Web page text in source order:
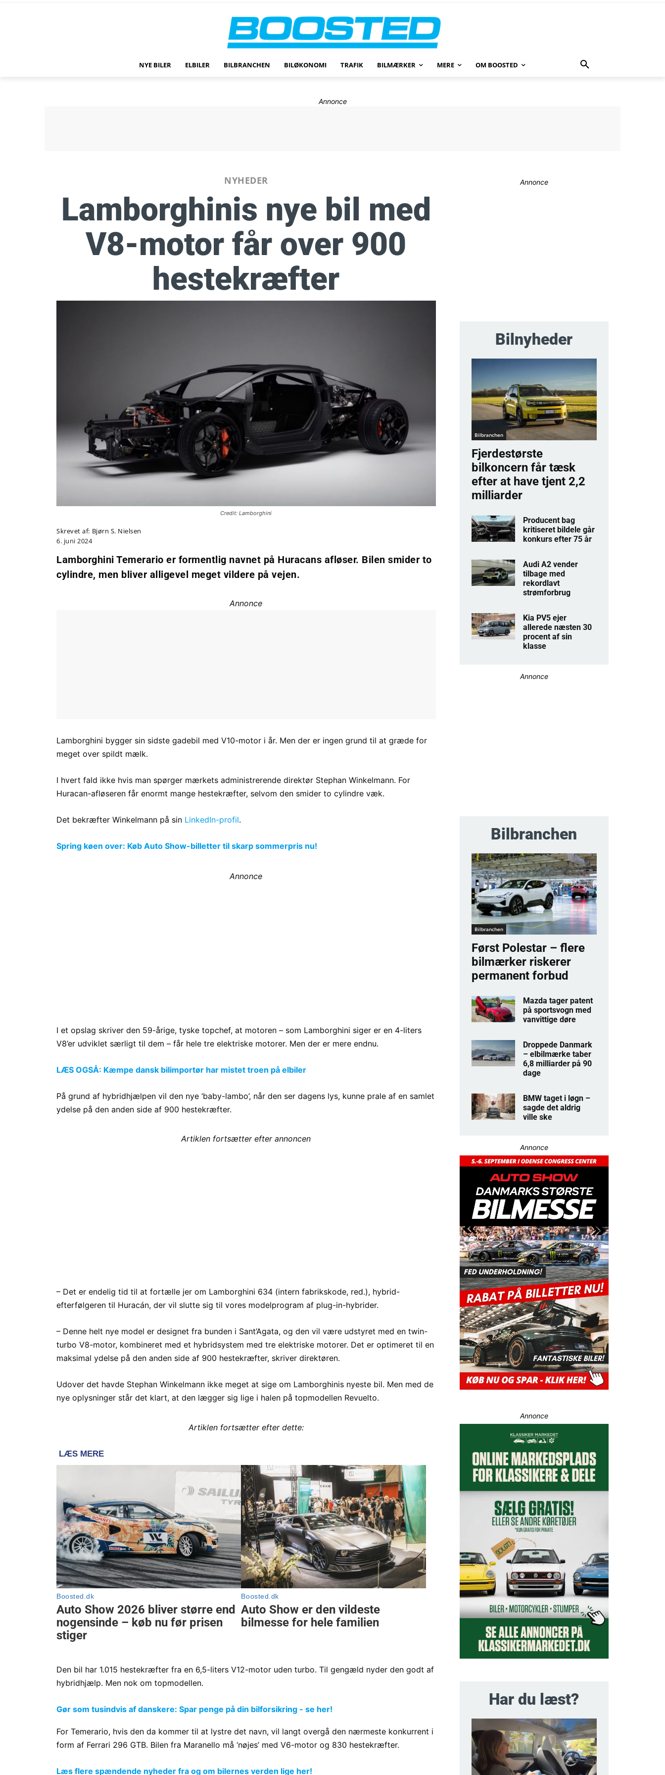
NYE BILER ELBILER BILBRANCHEN BILØKONOMI TRAFIK BILMÆRKER MERE OM BOOSTED
Annonce
NYHEDER
Lamborghinis nye bil med
V8-motor får over 900
hestekræfter
Credit: Lamborghini
Skrevet af: Bjørn S. Nielsen
6. juni 2024
Lamborghini Temerario er formentlig navnet på Huracans afløser. Bilen smider to
cylindre, men bliver alligevel meget vildere på vejen.
Annonce
Lamborghini bygger sin sidste gadebil med V10-motor i år. Men der er ingen grund til at græde for
meget over spildt mælk.
I hvert fald ikke hvis man spørger mærkets administrerende direktør Stephan Winkelmann. For
Huracan-afløseren får enormt mange hestekræfter, selvom den smider to cylindre væk.
Det bekræfter Winkelmann på sin LinkedIn-profil.
Spring køen over: Køb Auto Show-billetter til skarp sommerpris nu!
Annonce
I et opslag skriver den 59-årige, tyske topchef, at motoren – som Lamborghini siger er en 4-liters
V8’er udviklet særligt til dem – får hele tre elektriske motorer. Men der er mere endnu.
LÆS OGSÅ: Kæmpe dansk bilimportør har mistet troen på elbiler
På grund af hybridhjælpen vil den nye ‘baby-lambo’, når den ser dagens lys, kunne prale af en samlet
ydelse på den anden side af 900 hestekræfter.
Artiklen fortsætter efter annoncen
– Det er endelig tid til at fortælle jer om Lamborghini 634 (intern fabrikskode, red.), hybrid-
efterfølgeren til Huracán, der vil slutte sig til vores modelprogram af plug-in-hybrider.
– Denne helt nye model er designet fra bunden i Sant’Agata, og den vil være udstyret med en twin-
turbo V8-motor, kombineret med et hybridsystem med tre elektriske motorer. Det er optimeret til en
maksimal ydelse på den anden side af 900 hestekræfter, skriver direktøren.
Udover det havde Stephan Winkelmann ikke meget at sige om Lamborghinis nyeste bil. Men med de
nye oplysninger står det klart, at den lægger sig lige i halen på topmodellen Revuelto.
Artiklen fortsætter efter dette:
Den bil har 1.015 hestekræfter fra en 6,5-liters V12-motor uden turbo. Til gengæld nyder den godt af
hybridhjælp. Men nok om topmodellen.
Gør som tusindvis af danskere: Spar penge på din bilforsikring - se her!
For Temerario, hvis den da kommer til at lystre det navn, vil langt overgå den nærmeste konkurrent i
form af Ferrari 296 GTB. Bilen fra Maranello må ‘nøjes’ med V6-motor og 830 hestekræfter.
Læs flere spændende nyheder fra og om bilernes verden lige her!
Annonce
Bilnyheder
Bilbranchen
Fjerdestørste
bilkoncern får tæsk
efter at have tjent 2,2
milliarder
Producent bag
kritiseret bildele går
konkurs efter 75 år
Audi A2 vender
tilbage med
rekordlavt
strømforbrug
Kia PV5 ejer
allerede næsten 30
procent af sin
klasse
Annonce
Bilbranchen
Bilbranchen
Først Polestar – flere
bilmærker riskerer
permanent forbud
Mazda tager patent
på sportsvogn med
vanvittige døre
Droppede Danmark
– elbilmærke taber
6,8 milliarder på 90
dage
BMW taget i løgn –
sagde det aldrig
ville ske
Annonce
Annonce
Har du læst?